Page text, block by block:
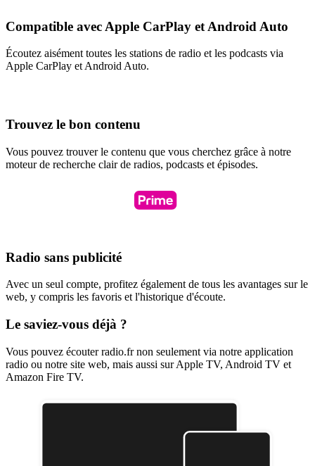
Compatible avec Apple CarPlay et Android Auto
Écoutez aisément toutes les stations de radio et les podcasts via
Apple CarPlay et Android Auto.
Trouvez le bon contenu
Vous pouvez trouver le contenu que vous cherchez grâce à notre
moteur de recherche clair de radios, podcasts et épisodes.
Radio sans publicité
Avec un seul compte, profitez également de tous les avantages sur le
web, y compris les favoris et l'historique d'écoute.
Le saviez-vous déjà ?
Vous pouvez écouter radio.fr non seulement via notre application
radio ou notre site web, mais aussi sur Apple TV, Android TV et
Amazon Fire TV.